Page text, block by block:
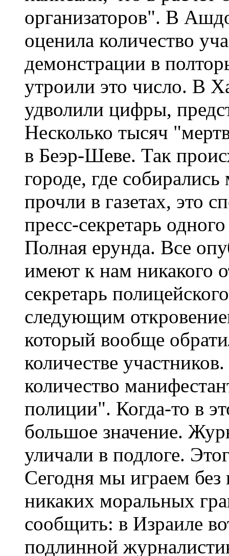
организаторов". В
оценила количество
демонстрации в
утроили это число. В
удволили цифры,
Несколько тысяч
в Беэр-Шеве. Так
городе, где
прочли в газетах, это
пресс-секретарь
Полная ерунда. Все
имеют к нам никакого
секретарь
следующим
который вообще
количестве
количество
полиции". Когда-то в
большое значение.
уличали в подлоге.
Сегодня мы играем
никаких моральных
сообщить: в Израиле
подлинной